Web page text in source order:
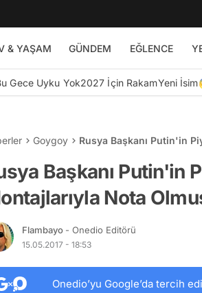
& YAŞAM GÜNDEM EĞLENCE
Gece Uyku Yok2027 İçin RakamYeni
Goygoy Rusya Başkanı Putin'in
Başkanı Putin'in
Nota
Flambayo - Onedio Editörü
15.05.2017 - 18:53
Onedio’yu Google’da tercih